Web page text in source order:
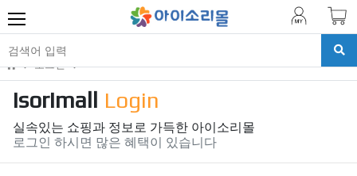
로그인
Isorimall Login
실속있는 쇼핑과 정보로 가득한 아이소리몰
로그인 하시면 많은 혜택이 있습니다